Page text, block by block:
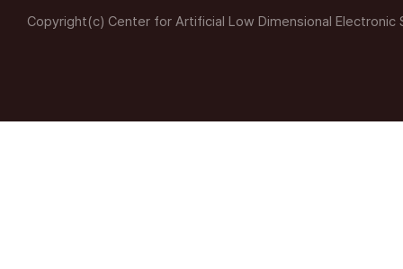
Copyright(c) Center for Artificial Low Dimensional Electronic